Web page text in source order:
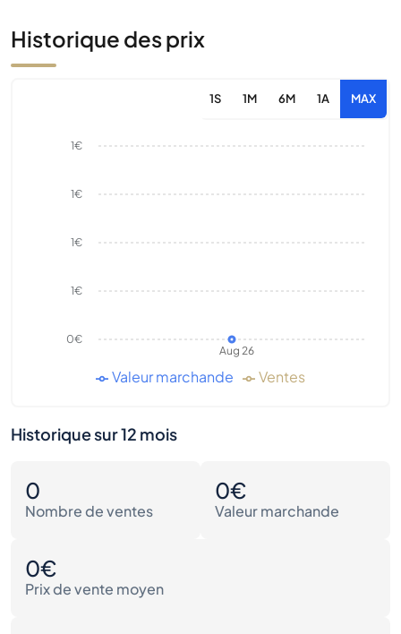
Historique des prix
1S 1M 6M 1A MAX
Aug 26
0€
1€
1€
1€
1€
Valeur marchande Ventes
Historique sur 12 mois
0
Nombre de ventes
0€
Valeur marchande
0€
Prix de vente moyen